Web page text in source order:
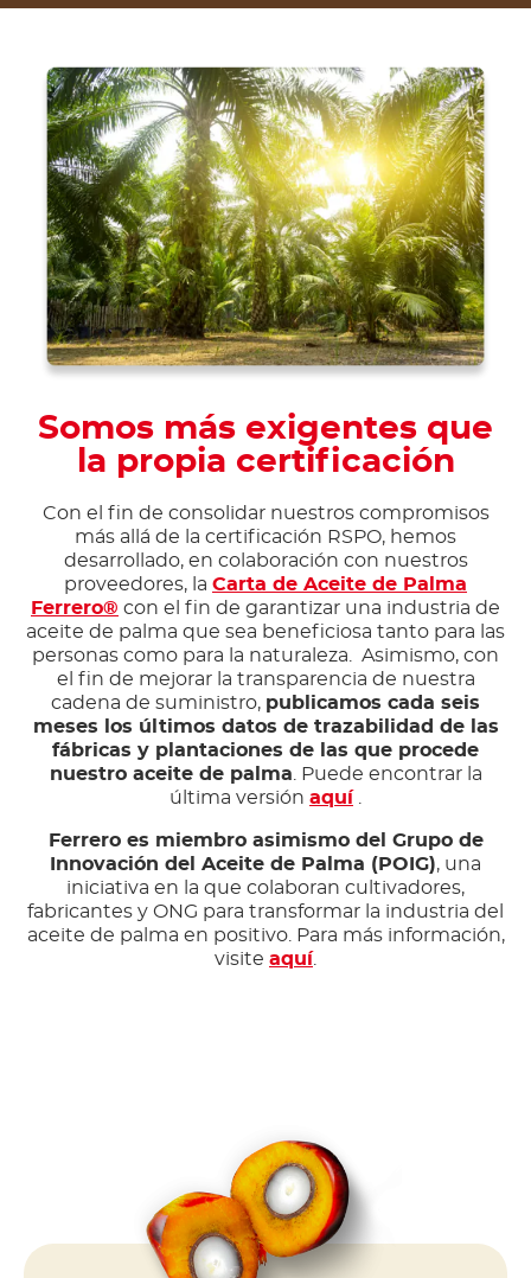
Somos más exigentes que
la propia certificación
Con el fin de consolidar nuestros compromisos
más allá de la certificación RSPO, hemos
desarrollado, en colaboración con nuestros
proveedores, la Carta de Aceite de Palma
Ferrero® con el fin de garantizar una industria de
aceite de palma que sea beneficiosa tanto para las
personas como para la naturaleza. Asimismo, con
el fin de mejorar la transparencia de nuestra
cadena de suministro, publicamos cada seis
meses los últimos datos de trazabilidad de las
fábricas y plantaciones de las que procede
nuestro aceite de palma . Puede encontrar la
última versión aquí
Ferrero es miembro asimismo del Grupo de
Innovación del Aceite de Palma (POIG), una
iniciativa en la que colaboran cultivadores,
fabricantes y ONG para transformar la industria del
aceite de palma en positivo. Para más información,
visite aquí